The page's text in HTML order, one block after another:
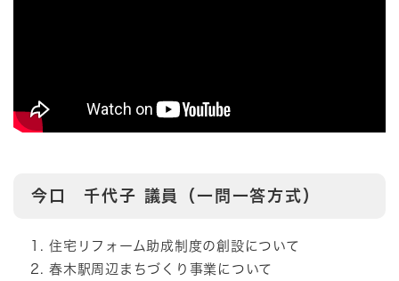
今口 千代子 議員（一問一答方式）
住宅リフォーム助成制度の創設について
春木駅周辺まちづくり事業について